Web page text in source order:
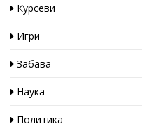
Курсеви
Игри
Забава
Наука
Политика